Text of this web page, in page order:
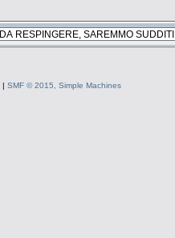
| SMF © 2015, Simple Machines